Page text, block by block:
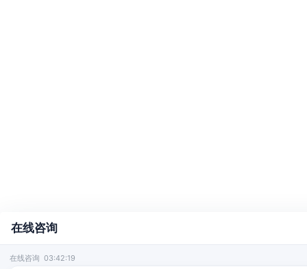
在线咨询
在线咨询 03:42:19